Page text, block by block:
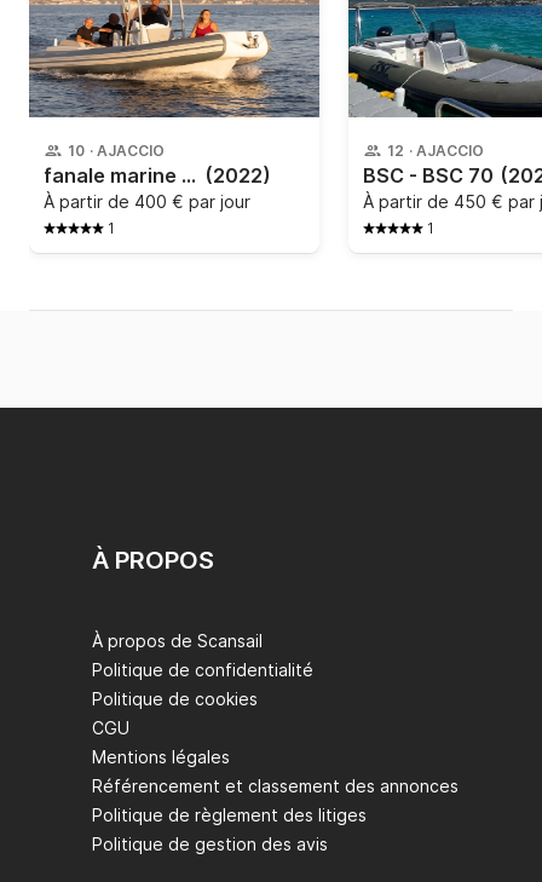
10 · AJACCIO
fanale marine - falchettu (2022)
À partir de 400 € par jour
1
12 · AJACCIO
BSC - BSC 70
À partir de 450 € par
1
À PROPOS
À propos de Scansail
Politique de confidentialité
Politique de cookies
CGU
Mentions légales
Référencement et classement des annonces
Politique de règlement des litiges
Politique de gestion des avis